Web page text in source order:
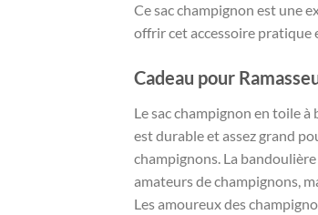
Ce sac champignon est une
offrir cet accessoire pratique
Cadeau pour
Le sac champignon en toile
est durable et assez grand
champignons. La
amateurs de champignons,
Les amoureux des